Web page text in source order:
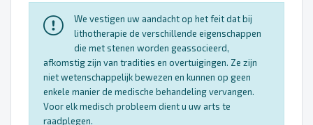
We vestigen uw aandacht op het feit dat bij
lithotherapie de verschillende eigenschappen
die met stenen worden geassocieerd,
afkomstig zijn van tradities en overtuigingen. Ze zijn
niet wetenschappelijk bewezen en kunnen op geen
enkele manier de medische behandeling vervangen.
Voor elk medisch probleem dient u uw arts te
raadplegen.